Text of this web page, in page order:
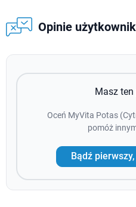
Opinie
Masz
Oceń MyVita Potas
pomóż
Bądź